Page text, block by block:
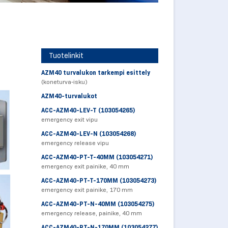
Tuotelinkit
AZM40 turvalukon tarkempi esittely
(koneturva-isku)
AZM40-turvalukot
ACC-AZM40-LEV-T (103054265)
emergency exit vipu
ACC-AZM40-LEV-N (103054268)
emergency release vipu
ACC-AZM40-PT-T-40MM (103054271)
emergency exit painike, 40 mm
ACC-AZM40-PT-T-170MM (103054273)
emergency exit painike, 170 mm
ACC-AZM40-PT-N-40MM (103054275)
emergency release, painike, 40 mm